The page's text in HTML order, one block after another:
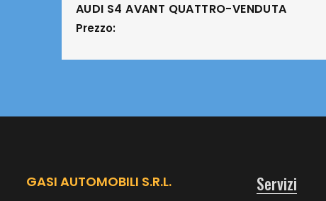
AUDI S4 AVANT QUATTRO-VENDUTA
Prezzo:
GASI AUTOMOBILI S.R.L. Servizi